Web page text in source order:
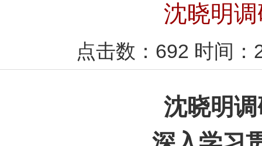
沈晓明
点击数： 692 时间：
沈晓明